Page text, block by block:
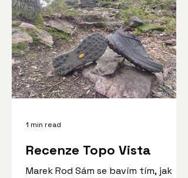
Recenze Topo Vista
Marek Rod Sám se bavím tím, jak
1 min read